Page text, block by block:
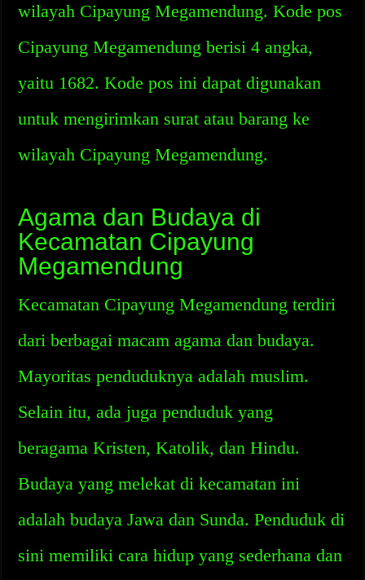
wilayah Cipayung Megamendung. Kode pos
Cipayung Megamendung berisi 4 angka,
yaitu 1682. Kode pos ini dapat digunakan
untuk mengirimkan surat atau barang ke
wilayah Cipayung Megamendung.
Agama dan Budaya di
Kecamatan Cipayung
Megamendung
Kecamatan Cipayung Megamendung terdiri
dari berbagai macam agama dan budaya.
Mayoritas penduduknya adalah muslim.
Selain itu, ada juga penduduk yang
beragama Kristen, Katolik, dan Hindu.
Budaya yang melekat di kecamatan ini
adalah budaya Jawa dan Sunda. Penduduk di
sini memiliki cara hidup yang sederhana dan